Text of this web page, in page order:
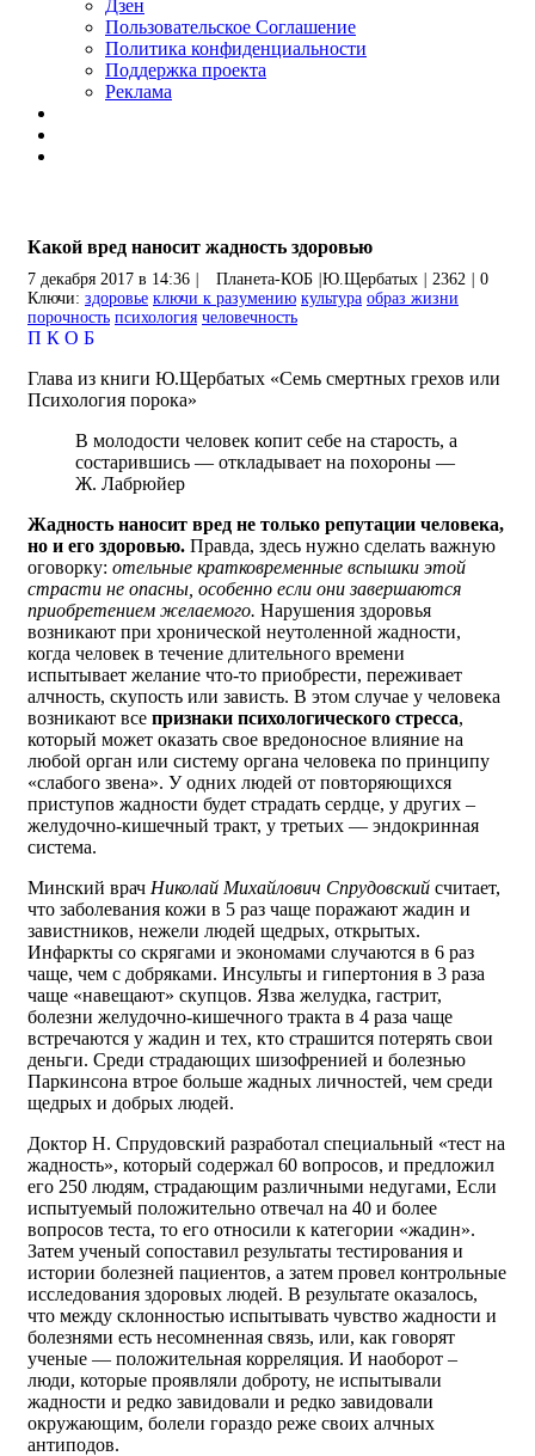
Дзен
Пользовательское Соглашение
Политика конфиденциальности
Поддержка проекта
Реклама
Какой вред наносит жадность здоровью
7 декабря 2017 в 14:36 Планета-КОБ Ю.Щербатых 2362
0
Ключи: здоровье ключи к разумению культура образ жизни
порочность психология человечность
П К О Б
Глава из книги Ю.Щербатых «Семь смертных грехов или
Психология порока»
В молодости человек копит себе на старость, а
состарившись — откладывает на похороны —
Ж. Лабрюйер
Жадность наносит вред не только репутации человека,
но и его здоровью. Правда, здесь нужно сделать важную
оговорку: отельные кратковременные вспышки этой
страсти не опасны, особенно если они завершаются
приобретением желаемого. Нарушения здоровья
возникают при хронической неутоленной жадности,
когда человек в течение длительного времени
испытывает желание что-то приобрести, переживает
алчность, скупость или зависть. В этом случае у человека
возникают все признаки психологического стресса,
который может оказать свое вредоносное влияние на
любой орган или систему органа человека по принципу
«слабого звена». У одних людей от повторяющихся
приступов жадности будет страдать сердце, у других –
желудочно-кишечный тракт, у третьих — эндокринная
система.
Минский врач Николай Михайлович Спрудовский считает,
что заболевания кожи в 5 раз чаще поражают жадин и
завистников, нежели людей щедрых, открытых.
Инфаркты со скрягами и экономами случаются в 6 раз
чаще, чем с добряками. Инсульты и гипертония в 3 раза
чаще «навещают» скупцов. Язва желудка, гастрит,
болезни желудочно-кишечного тракта в 4 раза чаще
встречаются у жадин и тех, кто страшится потерять свои
деньги. Среди страдающих шизофренией и болезнью
Паркинсона втрое больше жадных личностей, чем среди
щедрых и добрых людей.
Доктор Н. Спрудовский разработал специальный «тест на
жадность», который содержал 60 вопросов, и предложил
его 250 людям, страдающим различными недугами, Если
испытуемый положительно отвечал на 40 и более
вопросов теста, то его относили к категории «жадин».
Затем ученый сопоставил результаты тестирования и
истории болезней пациентов, а затем провел контрольные
исследования здоровых людей. В результате оказалось,
что между склонностью испытывать чувство жадности и
болезнями есть несомненная связь, или, как говорят
ученые — положительная корреляция. И наоборот –
люди, которые проявляли доброту, не испытывали
жадности и редко завидовали и редко завидовали
окружающим, болели гораздо реже своих алчных
антиподов.